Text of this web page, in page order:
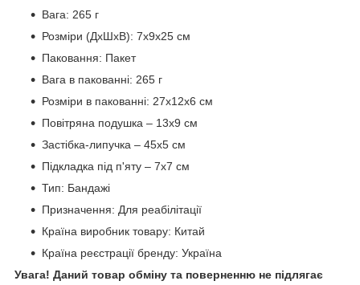
Вага: 265 г
Розміри (ДхШхВ): 7х9х25 см
Паковання: Пакет
Вага в пакованні: 265 г
Розміри в пакованні: 27х12х6 см
Повітряна подушка – 13х9 см
Застібка-липучка – 45х5 см
Підкладка під п'яту – 7х7 см
Тип: Бандажі
Призначення: Для реабілітації
Країна виробник товару: Китай
Країна реєстрації бренду: Україна
Увага! Даний товар обміну та поверненню не підлягає